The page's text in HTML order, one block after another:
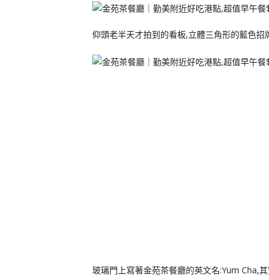
仰頭老半天才拍到的看板,立體三角形的藍色招
玻璃門上寫著金苑茶餐廳的英文名:Yum Cha,